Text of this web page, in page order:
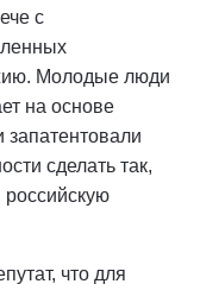
с
Молодые люди
на основе
сделать так,
российскую
что для